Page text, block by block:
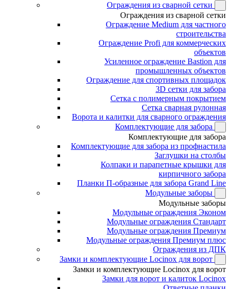
Ограждения из сварной сетки
Ограждения из сварной сетки
Ограждение Medium для частного
строительства
Ограждение Profi для коммерческих
объектов
Усиленное ограждение Bastion для
промышленных объектов
Ограждение для спортивных площадок
3D сетки для забора
Сетка с полимерным покрытием
Сетка сварная рулонная
Ворота и калитки для сварного ограждения
Комплектующие для забора
Комплектующие для забора
Комплектующие для забора из профнастила
Заглушки на столбы
Колпаки и парапетные крышки для
кирпичного забора
Планки П-образные для забора Grand Line
Модульные заборы
Модульные заборы
Модульные ограждения Эконом
Модульные ограждения Стандарт
Модульные ограждения Премиум
Модульные ограждения Премиум плюс
Ограждения из ДПК
Замки и комплектующие Locinox для ворот
Замки и комплектующие Locinox для ворот
Замки для ворот и калиток Locinox